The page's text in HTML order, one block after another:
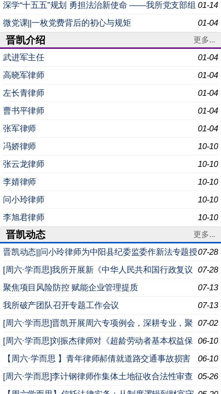
01-14
深学“十五五”规划 勇担法治新使命 ——我所党支部组
织专题党课学习 为深入学习贯彻党的二十届四中全
01-04
微党课||一枚党费背后的初心与规矩
晋凯介绍 更多...
01-04
武进军主任
01-04
高晓军律师
01-04
左长青律师
01-04
曹书平律师
01-04
张军律师
10-10
冯娇律师
10-10
张云龙律师
10-10
李婧律师
10-10
问小玲律师
10-10
李旭君律师
晋凯动态 更多...
07-28
晋凯动态||问小玲律师为中阳县纪委监委作新法专题授
课
07-28
[周六·学而思]我所开展新《中华人民共和国行政复议
法实施条例》专题学习例会
07-13
聚焦项目风险防控 赋能企业管理提质
07-13
我所破产团队召开专题工作会议
07-02
[周六·学而思]晋凯开展周六专项例会，深耕专业，聚
焦法律沟通多维能力提升
06-10
[周六·学而思]刘振杰律师对《超龄劳动者基本权益保
障暂行规定》进行专题解读
06-10
【周六·学而思 】青年律师郝倩就道路交通事故损害
赔偿司法解释（二）实务要点深度解析进行专题分享 05-26
[周六·学而思]李计钢律师作集体土地征收合法性审查